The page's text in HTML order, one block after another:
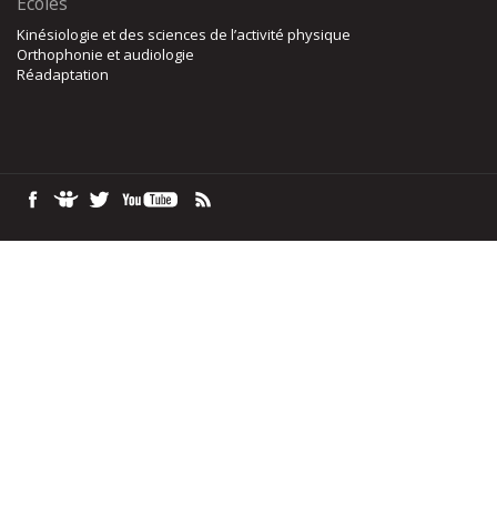
Kinésiologie et des sciences de l’activité physique
Orthophonie et audiologie
Réadaptation